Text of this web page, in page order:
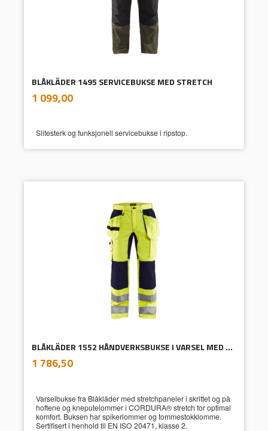
BLÅKLÄDER 1495 SERVICEBUKSE MED STRETCH
Pris
1 099,00mva.
Slitesterk og funksjonell servicebukse i ripstop.
BLÅKLÄDER 1552 HÅNDVERKSBUKSE I VARSEL MED STRETCH GUL/M.BLÅ
Pris
1 786,50mva.
Varselbukse fra Blåkläder med stretchpaneler i skrittet og på
hoftene og kneputelommer i CORDURA® stretch for optimal
komfort. Buksen har spikerlommer og tommestokklomme.
Sertifisert i henhold til EN ISO 20471, klasse 2.